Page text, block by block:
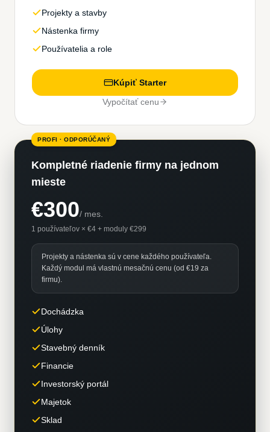
Projekty a stavby
Nástenka firmy
Používatelia a role
Kúpiť Starter
Vypočítať cenu
PROFI · ODPORÚČANÝ
Kompletné riadenie firmy na jednom
mieste
€300/ mes.
1 používateľov × €4 + moduly €299
Projekty a nástenka sú v cene každého používateľa.
Každý modul má vlastnú mesačnú cenu (od €19 za
firmu).
Dochádzka
Úlohy
Stavebný denník
Financie
Investorský portál
Majetok
Sklad